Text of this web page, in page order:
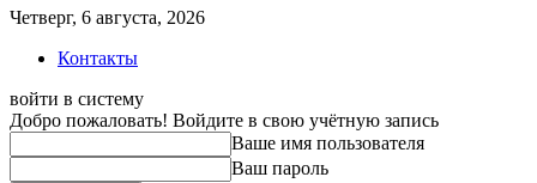
Четверг, 6 августа, 2026
Контакты
войти в систему
Добро пожаловать! Войдите в свою учётную запись
Ваше имя пользователя
Ваш пароль